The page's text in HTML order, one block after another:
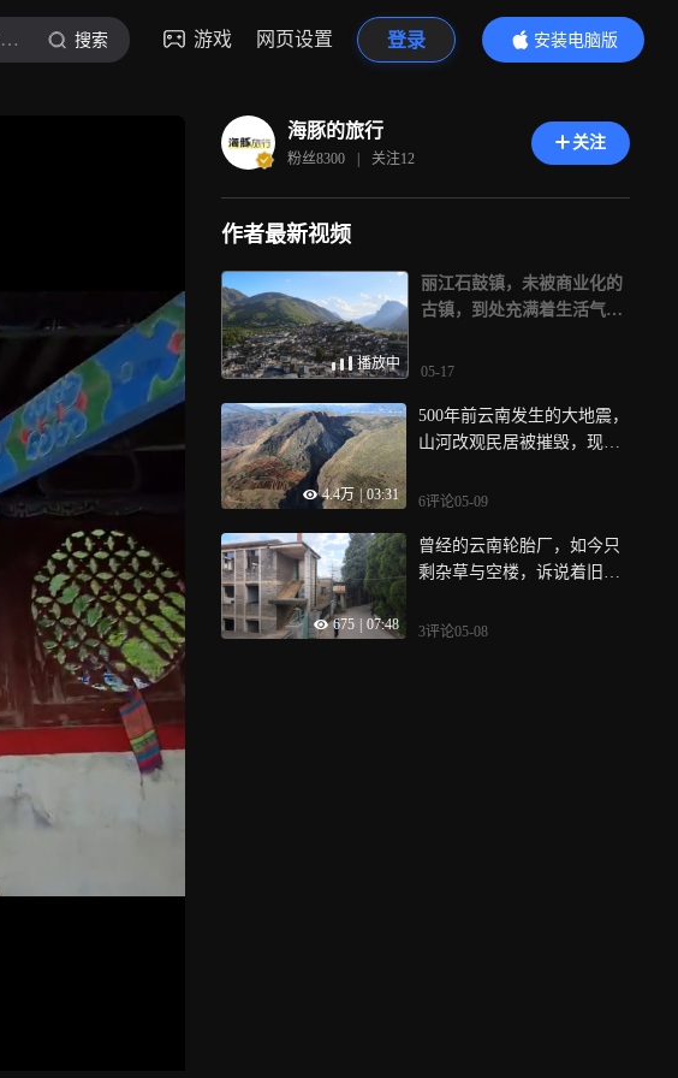
海豚的旅行 搜索 游戏 网页设置 登录
安装电脑版
内容更精彩
海豚的旅行
粉丝8300 | 关注12
关注
作者最新视频
播放中
丽江石鼓镇，未被商业化的
古镇，到处充满着生活气
05-17
4.4万 03:31
500年前云南发生的大地震，
山河改观民居被摧毁，现在
6评论05-09
675 07:48
曾经的云南轮胎厂，如今只
剩杂草与空楼，诉说着旧时
3评论05-08